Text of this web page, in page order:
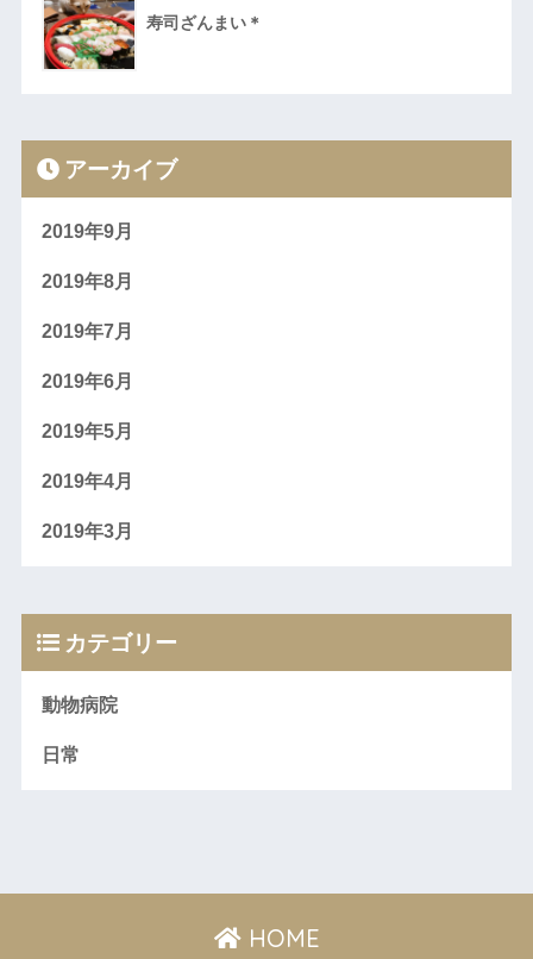
寿司ざんまい＊
アーカイブ
2019年9月
2019年8月
2019年7月
2019年6月
2019年5月
2019年4月
2019年3月
カテゴリー
動物病院
日常
HOME